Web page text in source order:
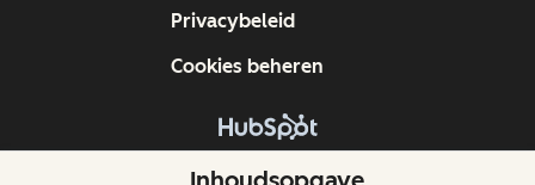
Copyright © 2026 HubSpot, Inc.
Privacybeleid
Cookies beheren